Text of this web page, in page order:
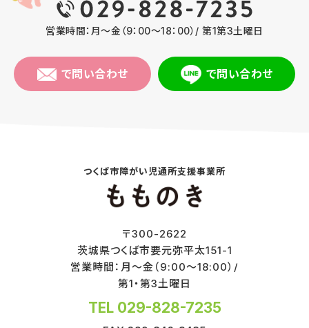
営業時間：月～金（9：00～18：00）/ 第1第3土曜日
で問い合わせ で問い合わせ
つくば市障がい児通所支援事業所
〒300-2622
茨城県つくば市要元弥平太151-1
営業時間：月～金（9:00～18:00）/
第1・第3土曜日
TEL 029-828-7235